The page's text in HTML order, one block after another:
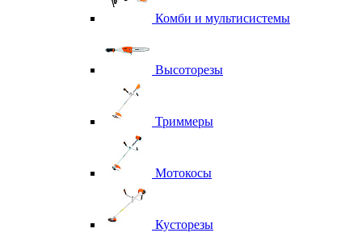
Комби и мультисистемы
Высоторезы
Триммеры
Мотокосы
Кусторезы